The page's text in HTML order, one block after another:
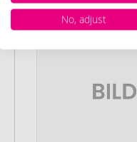
No, adjust